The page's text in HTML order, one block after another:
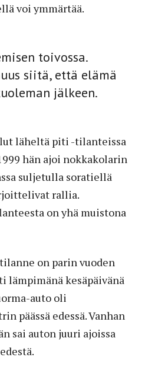
voi ymmärtää.
toivossa.
siitä, että elämä
jälkeen.
läheltä piti -tilanteissa
hän ajoi nokkakolarin
suljetulla soratiellä
rallia.
on yhä muistona
on parin vuoden
lämpimänä kesäpäivänä
auto oli
päässä edessä. Vanhan
sai auton juuri ajoissa